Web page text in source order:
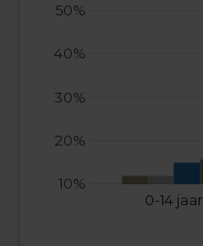
0-14 jaar
10%
20%
30%
40%
50%